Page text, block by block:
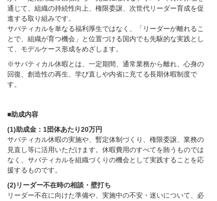
通じて、組織の持続性向上、権限委譲、次世代リーダー育成を促
進する取り組みです。
サバティカルを単なる福利厚生ではなく、「リーダーが離れるこ
とで、組織が育つ機会」と位置づける国内でも先駆的な実践とし
て、モデルケース形成をめざします。
※サバティカル休暇とは、一定期間、通常業務から離れ、心身の
回復、創造性の再生、学び直しや内省に充てる長期休暇制度で
す。
■助成内容
(1)助成金：1団体あたり20万円
サバティカル休暇の実施や、暫定体制づくり、権限委譲、業務の
見直し等に活用いただけます。休暇費用のすべてを賄うものでは
なく、サバティカルを組織づくりの機会として実践することを応
援するものです。
(2)リーダー不在時の相談・壁打ち
リーダー不在に向けた準備や、実施中の不安・迷いについて、必